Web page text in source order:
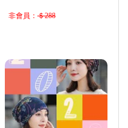
非會員：＄288